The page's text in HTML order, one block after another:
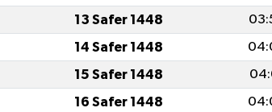
13 Safer 1448
14 Safer 1448
15 Safer 1448
16 Safer 1448